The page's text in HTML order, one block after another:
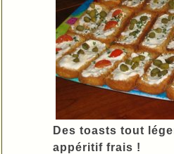
Des toasts tout
appéritif frais !